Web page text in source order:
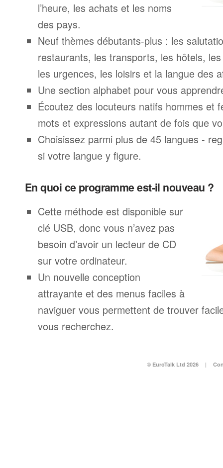
l’heure, les achats et les noms
des pays.
Neuf thèmes débutants-plus : les
restaurants, les transports, les hôtels,
les urgences, les loisirs et la langue des
Une section alphabet pour vous
Écoutez des locuteurs natifs hommes et
mots et expressions autant de fois que
Choisissez parmi plus de 45 langues -
si votre langue y figure.
En quoi ce programme est-il nouveau ?
Cette méthode est disponible sur
clé USB, donc vous n’avez pas
besoin d’avoir un lecteur de CD
sur votre ordinateur.
Un nouvelle conception
attrayante et des menus faciles à
naviguer vous permettent de trouver
vous recherchez.
© EuroTalk Ltd 2026 |